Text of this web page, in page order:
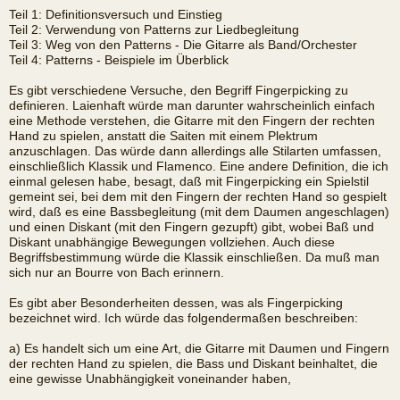
Teil 1: Definitionsversuch und Einstieg
Teil 2: Verwendung von Patterns zur Liedbegleitung
Teil 3: Weg von den Patterns - Die Gitarre als Band/Orchester
Teil 4: Patterns - Beispiele im Überblick
Es gibt verschiedene Versuche, den Begriff Fingerpicking zu
definieren. Laienhaft würde man darunter wahrscheinlich einfach
eine Methode verstehen, die Gitarre mit den Fingern der rechten
Hand zu spielen, anstatt die Saiten mit einem Plektrum
anzuschlagen. Das würde dann allerdings alle Stilarten umfassen,
einschließlich Klassik und Flamenco. Eine andere Definition, die ich
einmal gelesen habe, besagt, daß mit Fingerpicking ein Spielstil
gemeint sei, bei dem mit den Fingern der rechten Hand so gespielt
wird, daß es eine Bassbegleitung (mit dem Daumen angeschlagen)
und einen Diskant (mit den Fingern gezupft) gibt, wobei Baß und
Diskant unabhängige Bewegungen vollziehen. Auch diese
Begriffsbestimmung würde die Klassik einschließen. Da muß man
sich nur an Bourre von Bach erinnern.
Es gibt aber Besonderheiten dessen, was als Fingerpicking
bezeichnet wird. Ich würde das folgendermaßen beschreiben:
a) Es handelt sich um eine Art, die Gitarre mit Daumen und Fingern
der rechten Hand zu spielen, die Bass und Diskant beinhaltet, die
eine gewisse Unabhängigkeit voneinander haben,